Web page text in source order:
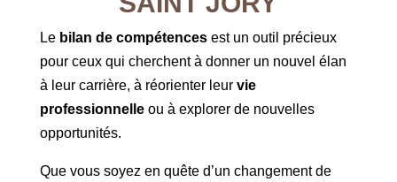
Le bilan de compétences est un outil précieux
pour ceux qui cherchent à donner un nouvel élan
à leur carrière, à réorienter leur vie
professionnelleou à explorer de nouvelles
opportunités.
Que vous soyez en quête d’un changement de